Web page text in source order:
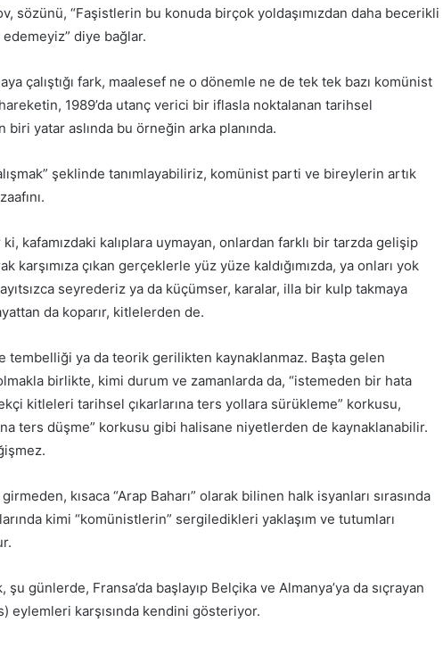
sözünü, “Faşistlerin bu konuda birçok yoldaşımızdan daha becerikli
edemeyiz” diye bağlar.
çalıştığı fark, maalesef ne o dönemle ne de tek tek bazı komünist
hareketin, 1989’da utanç verici bir iflasla noktalanan tarihsel
yatar aslında bu örneğin arka planında.
şeklinde tanımlayabiliriz, komünist parti ve bireylerin artık
kafamızdaki kalıplara uymayan, onlardan farklı bir tarzda gelişip
karşımıza çıkan gerçeklerle yüz yüze kaldığımızda, ya onları yok
seyrederiz ya da küçümser, karalar, illa bir kulp takmaya
da koparır, kitlelerden de.
tembelliği ya da teorik gerilikten kaynaklanmaz. Başta gelen
birlikte, kimi durum ve zamanlarda da, “istemeden bir hata
kitleleri tarihsel çıkarlarına ters yollara sürükleme” korkusu,
ters düşme” korkusu gibi halisane niyetlerden de kaynaklanabilir.
kısaca “Arap Baharı” olarak bilinen halk isyanları sırasında
kimi “komünistlerin” sergiledikleri yaklaşım ve tutumları
günlerde, Fransa’da başlayıp Belçika ve Almanya’ya da sıçrayan
eylemleri karşısında kendini gösteriyor.